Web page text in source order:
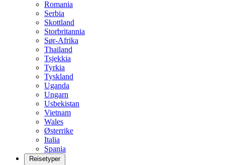
Romania
Serbia
Skottland
Storbritannia
Sør-Afrika
Thailand
Tsjekkia
Tyrkia
Tyskland
Uganda
Ungarn
Usbekistan
Vietnam
Wales
Østerrike
Italia
Spania
Reisetyper